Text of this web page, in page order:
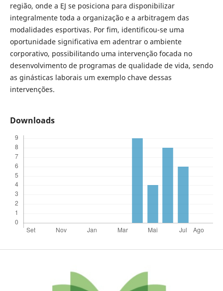
região, onde a EJ se posiciona para disponibilizar
integralmente toda a organização e a arbitragem das
modalidades esportivas. Por fim, identificou-se uma
oportunidade significativa em adentrar o ambiente
corporativo, possibilitando uma intervenção focada no
desenvolvimento de programas de qualidade de vida, sendo
as ginásticas laborais um exemplo chave dessas
intervenções.
Downloads